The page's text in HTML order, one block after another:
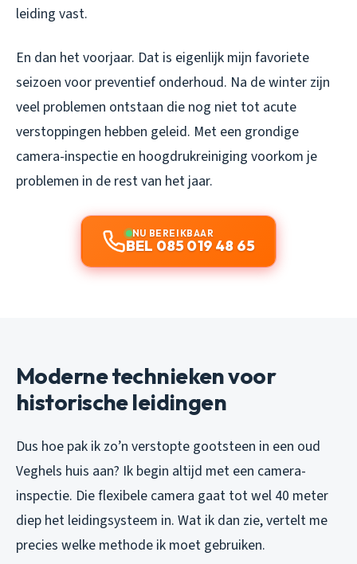
leiding vast.
En dan het voorjaar. Dat is eigenlijk mijn favoriete
seizoen voor preventief onderhoud. Na de winter zijn
veel problemen ontstaan die nog niet tot acute
verstoppingen hebben geleid. Met een grondige
camera-inspectie en hoogdrukreiniging voorkom je
problemen in de rest van het jaar.
NU BEREIKBAAR
BEL 085 019 48 65
Moderne technieken voor
historische leidingen
Dus hoe pak ik zo’n verstopte gootsteen in een oud
Veghels huis aan? Ik begin altijd met een camera-
inspectie. Die flexibele camera gaat tot wel 40 meter
diep het leidingsysteem in. Wat ik dan zie, vertelt me
precies welke methode ik moet gebruiken.